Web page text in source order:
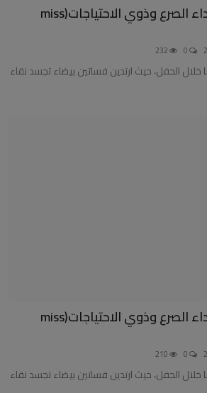
انتخاب ملكة جمال داء الصرع وذوي الاحتياجات(miss
خلال الحفل، حيث ارتدين فساتين بيضاء تجسد نقاء
انتخاب ملكة جمال داء الصرع وذوي الاحتياجات(miss
خلال الحفل، حيث ارتدين فساتين بيضاء تجسد نقاء